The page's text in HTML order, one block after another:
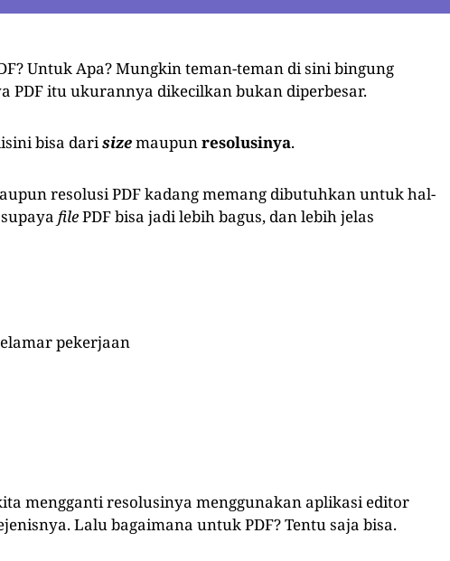
Untuk Apa? Mungkin teman-teman di sini bingung
PDF itu ukurannya dikecilkan bukan diperbesar.
bisa darisizemaupunresolusinya.
resolusi PDF kadang memang dibutuhkan untuk hal-
filePDF bisa jadi lebih bagus, dan lebih jelas
pekerjaan
mengganti resolusinya menggunakan aplikasi editor
Lalu bagaimana untuk PDF? Tentu saja bisa.